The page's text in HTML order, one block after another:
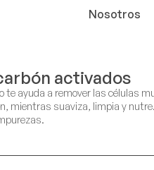
Nosotros
activados
te ayuda a remover las células
mientras suaviza, limpia y